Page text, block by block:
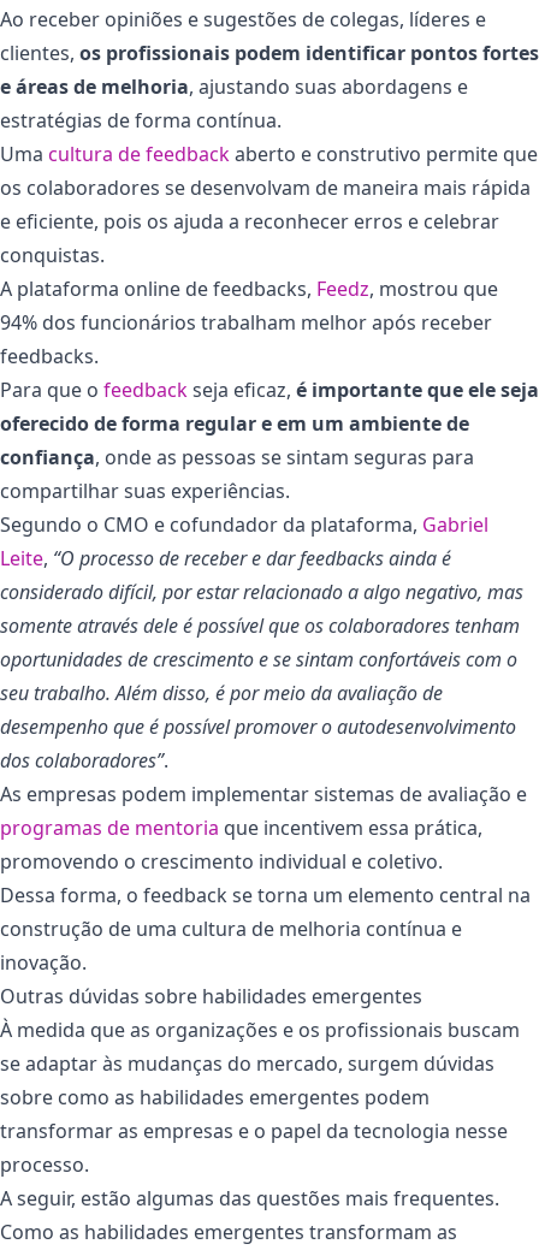
Ao receber opiniões e sugestões de colegas, líderes e
clientes, os profissionais podem identificar pontos fortes
e áreas de melhoria, ajustando suas abordagens e
estratégias de forma contínua.
Uma cultura de feedbackaberto e construtivo permite que
os colaboradores se desenvolvam de maneira mais rápida
e eficiente, pois os ajuda a reconhecer erros e celebrar
conquistas.
A plataforma online de feedbacks, Feedz, mostrou que
94% dos funcionários trabalham melhor após receber
feedbacks.
Para que o feedbackseja eficaz, é importante que ele seja
oferecido de forma regular e em um ambiente de
confiança, onde as pessoas se sintam seguras para
compartilhar suas experiências.
Segundo o CMO e cofundador da plataforma, Gabriel
Leite, “O processo de receber e dar feedbacks ainda é
considerado difícil, por estar relacionado a algo negativo, mas
somente através dele é possível que os colaboradores tenham
oportunidades de crescimento e se sintam confortáveis com o
seu trabalho. Além disso, é por meio da avaliação de
desempenho que é possível promover o autodesenvolvimento
dos colaboradores”.
As empresas podem implementar sistemas de avaliação e
programas de mentoria que incentivem essa prática,
promovendo o crescimento individual e coletivo.
Dessa forma, o feedback se torna um elemento central na
construção de uma cultura de melhoria contínua e
inovação.
Outras dúvidas sobre habilidades emergentes
À medida que as organizações e os profissionais buscam
se adaptar às mudanças do mercado, surgem dúvidas
sobre como as habilidades emergentes podem
transformar as empresas e o papel da tecnologia nesse
processo.
A seguir, estão algumas das questões mais frequentes.
Como as habilidades emergentes transformam as